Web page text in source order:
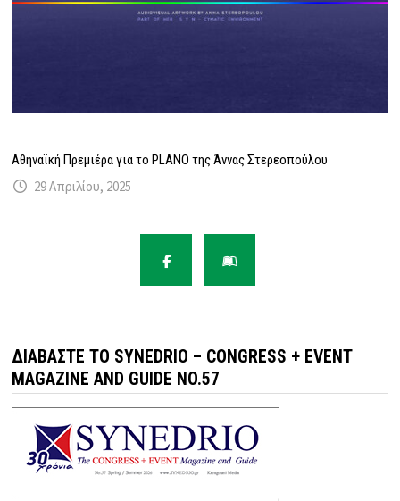
Αθηναϊκή Πρεμιέρα για το PLANO της Άννας Στερεοπούλου
29 Απριλίου, 2025
ΔΙΑΒΆΣΤΕ ΤΟ SYNEDRIO – CONGRESS + EVENT
MAGAZINE AND GUIDE NO.57